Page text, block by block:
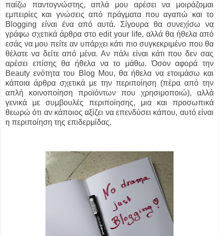
παίζω παντογνώστης, απλά μου αρέσει να μοιράζομαι
εμπειρίες και γνώσεις από πράγματα που αγαπώ και το
Blogging είναι ένα από αυτά. Σίγουρα θα συνεχίσω να
γράφω σχετικά άρθρα στο edit your life, αλλά θα ήθελα από
εσάς να μου πείτε αν υπάρχει κάτι πιο συγκεκριμένο που θα
θέλατε να δείτε από μένα. Αν πάλι είναι κάτι που δεν σας
αρέσει επίσης θα ήθελα να το μάθω. Όσον αφορά την
Beauty ενότητα του Blog Μου, θα ήθελα να ετοιμάσω και
κάποια άρθρα σχετικά με την περιποίηση (πέρα από την
απλή κοινοποίηση προϊόντων που χρησιμοποιώ), αλλά
γενικά με συμβουλές περιποίησης, μια και προσωπικά
θεωρώ ότι αν κάποιος αξίζει να επενδύσει κάπου, αυτό είναι
η περιποίηση της επιδερμίδας.